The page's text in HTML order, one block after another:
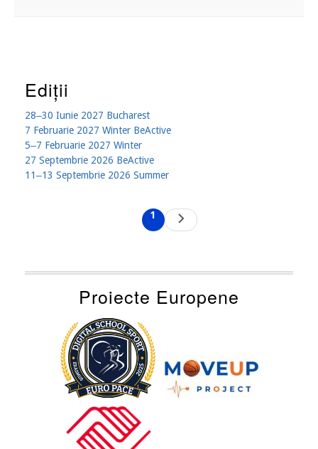
Ediții
28‒30 Iunie 2027 Bucharest
7 Februarie 2027 Winter BeActive
5‒7 Februarie 2027 Winter
27 Septembrie 2026 BeActive
11‒13 Septembrie 2026 Summer
Current
page
1
Next
page
Proiecte Europene